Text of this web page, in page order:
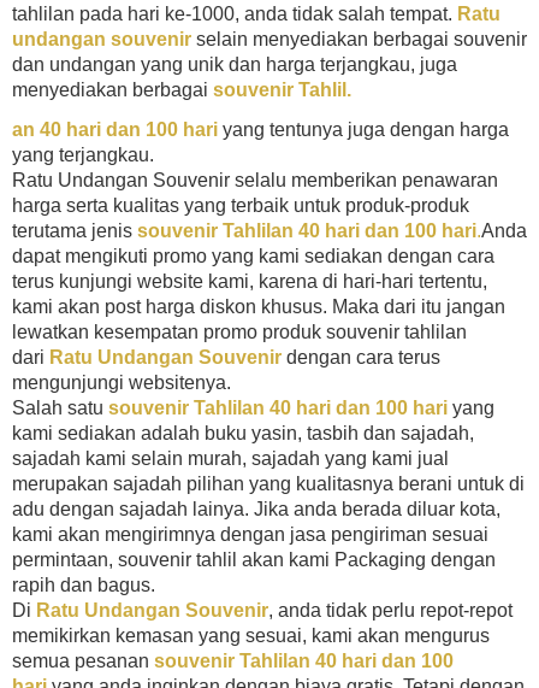
tahlilan pada hari ke-1000, anda tidak salah tempat. Ratu
undangan souvenir selain menyediakan berbagai souvenir
dan undangan yang unik dan harga terjangkau, juga
menyediakan berbagai souvenir Tahlil.
an 40 hari dan 100 hari yang tentunya juga dengan harga
yang terjangkau.
Ratu Undangan Souvenir selalu memberikan penawaran
harga serta kualitas yang terbaik untuk produk-produk
terutama jenis souvenir Tahlilan 40 hari dan 100 hari.Anda
dapat mengikuti promo yang kami sediakan dengan cara
terus kunjungi website kami, karena di hari-hari tertentu,
kami akan post harga diskon khusus. Maka dari itu jangan
lewatkan kesempatan promo produk souvenir tahlilan
dari Ratu Undangan Souvenir dengan cara terus
mengunjungi websitenya.
Salah satu souvenir Tahlilan 40 hari dan 100 hari yang
kami sediakan adalah buku yasin, tasbih dan sajadah,
sajadah kami selain murah, sajadah yang kami jual
merupakan sajadah pilihan yang kualitasnya berani untuk di
adu dengan sajadah lainya. Jika anda berada diluar kota,
kami akan mengirimnya dengan jasa pengiriman sesuai
permintaan, souvenir tahlil akan kami Packaging dengan
rapih dan bagus.
Di Ratu Undangan Souvenir, anda tidak perlu repot-repot
memikirkan kemasan yang sesuai, kami akan mengurus
semua pesanan souvenir Tahlilan 40 hari dan 100